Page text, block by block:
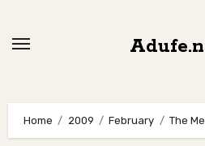
Home 2009 February The